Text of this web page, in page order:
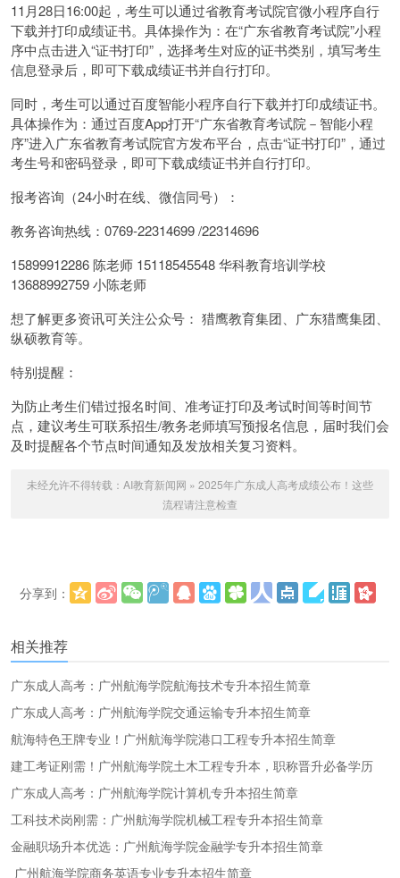
11月28日16:00起，考生可以通过省教育考试院官微小程序自行
下载并打印成绩证书。具体操作为：在“广东省教育考试院”小程
序中点击进入“证书打印”，选择考生对应的证书类别，填写考生
信息登录后，即可下载成绩证书并自行打印。
同时，考生可以通过百度智能小程序自行下载并打印成绩证书。
具体操作为：通过百度App打开“广东省教育考试院－智能小程
序”进入广东省教育考试院官方发布平台，点击“证书打印”，通过
考生号和密码登录，即可下载成绩证书并自行打印。
报考咨询（24小时在线、微信同号）：
教务咨询热线：0769-22314699 /22314696
15899912286 陈老师 15118545548 华科教育培训学校
13688992759 小陈老师
想了解更多资讯可关注公众号： 猎鹰教育集团、广东猎鹰集团、
纵硕教育等。
特别提醒：
为防止考生们错过报名时间、准考证打印及考试时间等时间节
点，建议考生可联系招生/教务老师填写预报名信息，届时我们会
及时提醒各个节点时间通知及发放相关复习资料。
未经允许不得转载： AI教育新闻网 » 2025年广东成人高考成绩公布！这些
流程请注意检查
分享到：
相关推荐
广东成人高考：广州航海学院航海技术专升本招生简章
广东成人高考：广州航海学院交通运输专升本招生简章
航海特色王牌专业！广州航海学院港口工程专升本招生简章
建工考证刚需！广州航海学院土木工程专升本，职称晋升必备学历
广东成人高考：广州航海学院计算机专升本招生简章
工科技术岗刚需：广州航海学院机械工程专升本招生简章
金融职场升本优选：广州航海学院金融学专升本招生简章
广州航海学院商务英语专业专升本招生简章